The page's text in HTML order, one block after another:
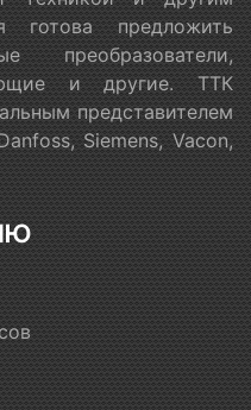
готова предложить
преобразователи,
и другие. ТТК
представителем
Siemens, Vacon,